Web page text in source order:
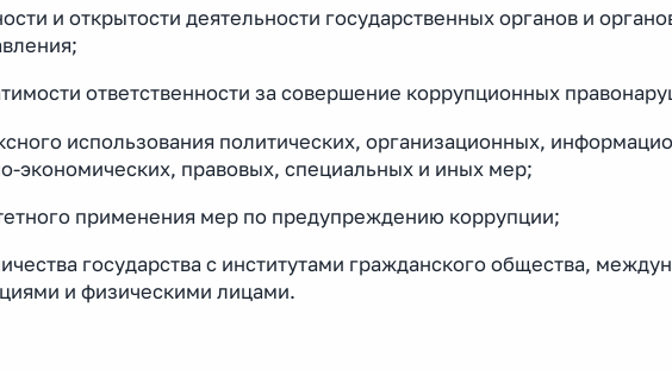
и открытости деятельности государственных органов и
ответственности за совершение коррупционных
использования политических, организационных,
экономических, правовых, специальных и иных мер;
применения мер по предупреждению коррупции;
государства с институтами гражданского общества,
и физическими лицами.